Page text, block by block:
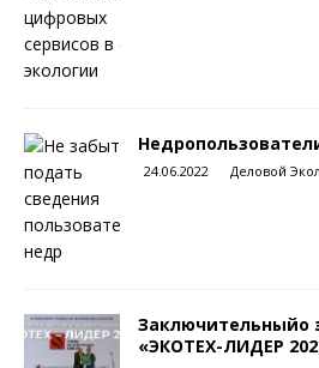
24.06.2022 Деловой
Заключительныйо
«ЭКОТЕХ-ЛИДЕР